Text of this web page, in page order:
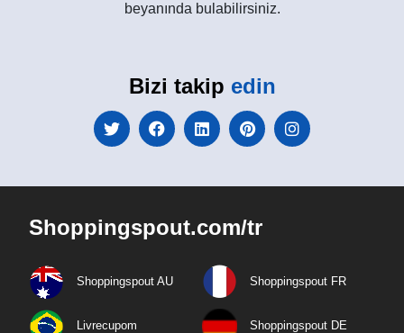
beyanında bulabilirsiniz.
Bizi takip edin
Shoppingspout.com/tr
Shoppingspout AU Shoppingspout FR
Livrecupom Shoppingspout DE